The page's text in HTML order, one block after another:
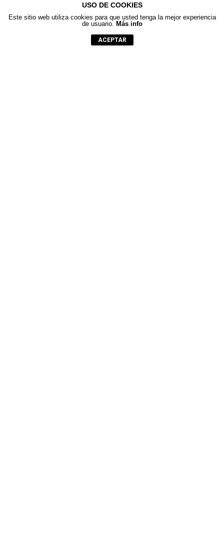
USO DE COOKIES
Este sitio web utiliza cookies para que usted tenga la mejor experiencia
de usuario. Más info
ACEPTAR